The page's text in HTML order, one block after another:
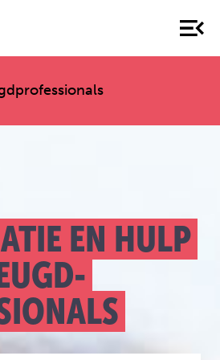
EN HULP